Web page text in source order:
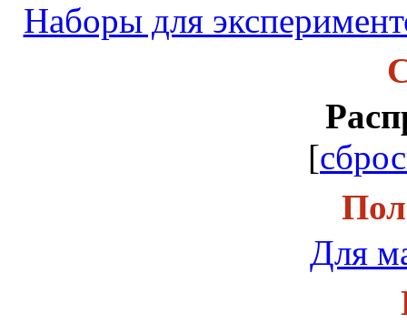
Наборы для
[
Для